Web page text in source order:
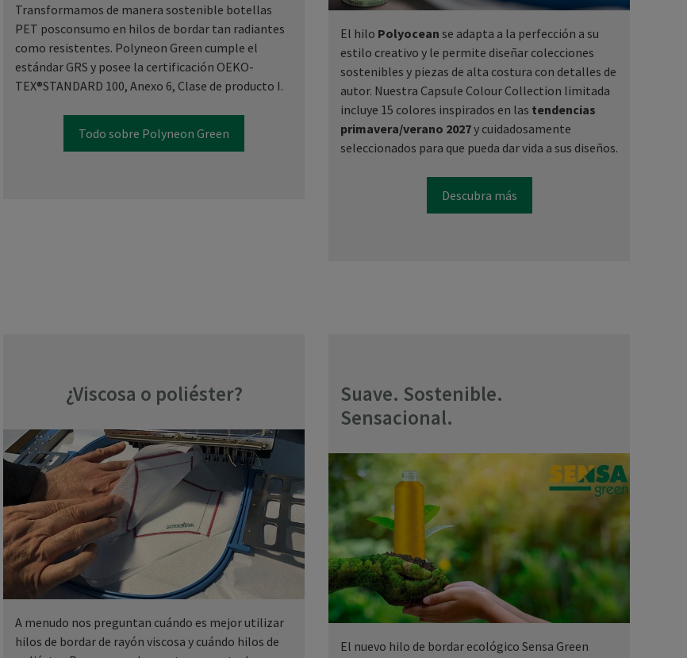
Transformamos de manera sostenible botellas
PET posconsumo en hilos de bordar tan radiantes
como resistentes. Polyneon Green cumple el
estándar GRS y posee la certificación OEKO-
TEX®STANDARD 100, Anexo 6, Clase de producto I.
Todo sobre Polyneon Green
El hilo Polyocean se adapta a la perfección a su
estilo creativo y le permite diseñar colecciones
sostenibles y piezas de alta costura con detalles de
autor. Nuestra Capsule Colour Collection limitada
incluye 15 colores inspirados en las tendencias
primavera/verano 2027y cuidadosamente
seleccionados para que pueda dar vida a sus diseños.
Descubra más
¿Viscosa o poliéster?
A menudo nos preguntan cuándo es mejor utilizar
hilos de bordar de rayón viscosa y cuándo hilos de
Suave. Sostenible.
Sensacional.
El nuevo hilo de bordar ecológico Sensa Green